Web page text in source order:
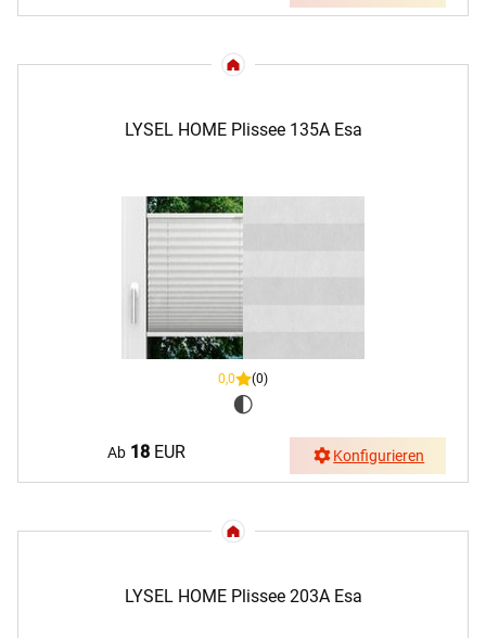
LYSEL HOME Plissee 135A Esa
0,0 (0)
Ab 18 EUR Konfigurieren
LYSEL HOME Plissee 203A Esa